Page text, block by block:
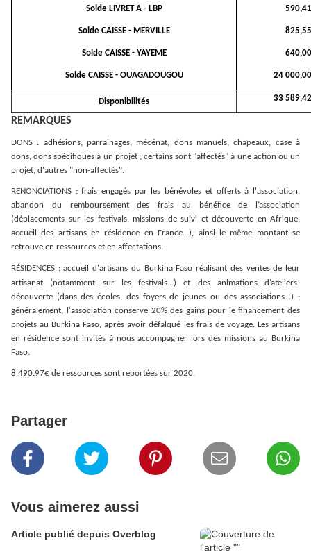
Solde LIVRET A - LBP
Solde CAISSE - MERVILLE
Solde CAISSE - YAYEME
Solde CAISSE - OUAGADOUGOU 24
Disponibilités 33
REMARQUES
DONS : adhésions, parrainages, mécénat, dons manuels, chapeaux, case à
dons, dons spécifiques à un projet ; certains sont "affectés" à une action ou un
projet, d'autres "non-affectés".
RENONCIATIONS : frais engagés par les bénévoles et offerts à l'association,
abandon du remboursement des frais au bénéfice de l’association
(déplacements sur les festivals, missions de suivi et découverte en Afrique,
accueil des artisans en résidence en France…), ainsi le même montant se
retrouve en ressources et en affectations.
RÉSIDENCES : accueil d'artisans du Burkina Faso réalisant des ventes de leur
artisanat (notamment sur les festivals…) et des animations d’ateliers-
découverte (dans des écoles, des foyers de jeunes ou des associations…) ;
généralement, l'association conserve 20% des gains pour le financement des
projets au Burkina Faso, après avoir défalqué les frais de voyage. Les artisans
en résidence sont invités à nous accompagner lors des missions au Burkina
Faso.
8.490.97€ de ressources sont reportées sur 2020.
Partager
Vous aimerez aussi
Article publié depuis Overblog